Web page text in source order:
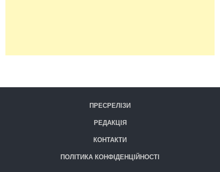
ПРЕСРЕЛІЗИ
РЕДАКЦІЯ
КОНТАКТИ
ПОЛІТИКА КОНФІДЕНЦІЙНОСТІ